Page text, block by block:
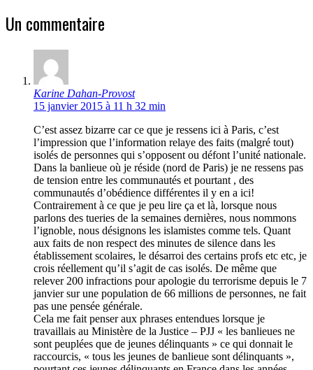
Un commentaire
Karine Dahan-Provost
15 janvier 2015 à 11 h 32 min
C’est assez bizarre car ce que je ressens ici à Paris, c’est
l’impression que l’information relaye des faits (malgré tout)
isolés de personnes qui s’opposent ou défont l’unité nationale.
Dans la banlieue où je réside (nord de Paris) je ne ressens pas
de tension entre les communautés et pourtant , des
communautés d’obédience différentes il y en a ici!
Contrairement à ce que je peu lire ça et là, lorsque nous
parlons des tueries de la semaines dernières, nous nommons
l’ignoble, nous désignons les islamistes comme tels. Quant
aux faits de non respect des minutes de silence dans les
établissement scolaires, le désarroi des certains profs etc etc, je
crois réellement qu’il s’agit de cas isolés. De même que
relever 200 infractions pour apologie du terrorisme depuis le 7
janvier sur une population de 66 millions de personnes, ne fait
pas une pensée générale.
Cela me fait penser aux phrases entendues lorsque je
travaillais au Ministère de la Justice – PJJ « les banlieues ne
sont peuplées que de jeunes délinquants » ce qui donnait le
raccourcis, « tous les jeunes de banlieue sont délinquants »,